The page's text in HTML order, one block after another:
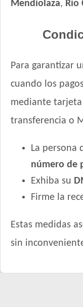
Mendiolaza, Río
Para garantizar
cuando los
mediante
transferencia o
La persona
número de
Exhiba su
Firme la
Estas medidas
sin